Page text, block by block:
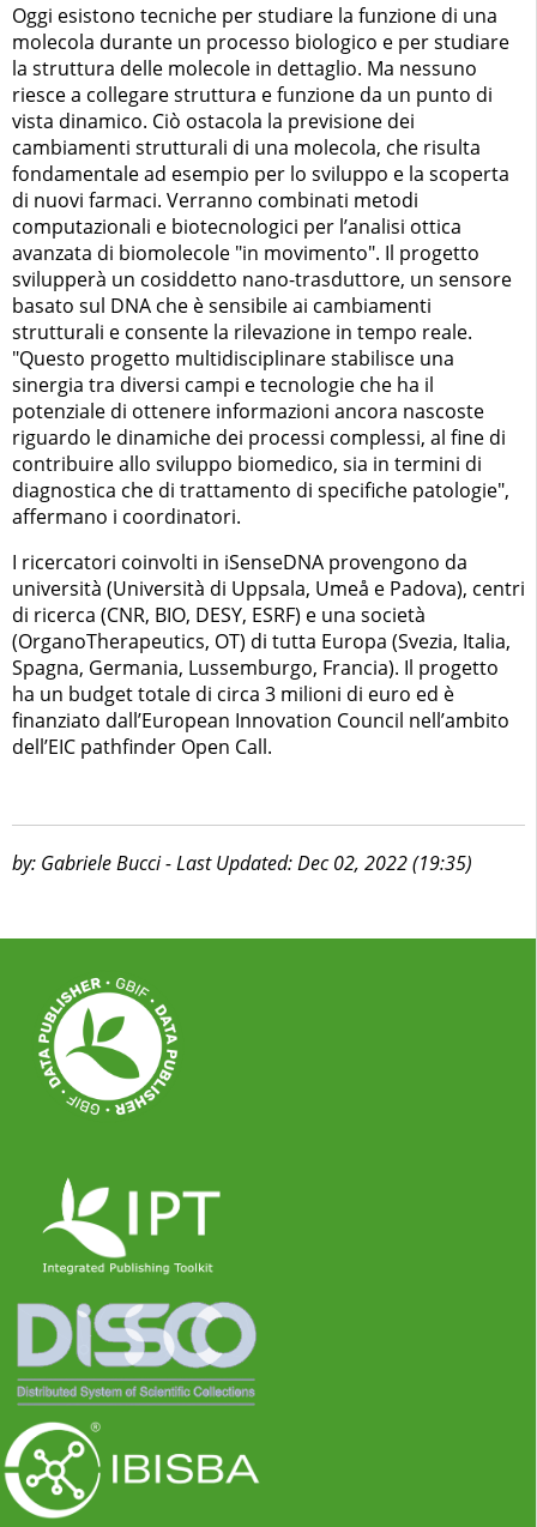
Oggi esistono tecniche per studiare la funzione di una
molecola durante un processo biologico e per studiare
la struttura delle molecole in dettaglio. Ma nessuno
riesce a collegare struttura e funzione da un punto di
vista dinamico. Ciò ostacola la previsione dei
cambiamenti strutturali di una molecola, che risulta
fondamentale ad esempio per lo sviluppo e la scoperta
di nuovi farmaci. Verranno combinati metodi
computazionali e biotecnologici per l’analisi ottica
avanzata di biomolecole "in movimento". Il progetto
svilupperà un cosiddetto nano-trasduttore, un sensore
basato sul DNA che è sensibile ai cambiamenti
strutturali e consente la rilevazione in tempo reale.
"Questo progetto multidisciplinare stabilisce una
sinergia tra diversi campi e tecnologie che ha il
potenziale di ottenere informazioni ancora nascoste
riguardo le dinamiche dei processi complessi, al fine di
contribuire allo sviluppo biomedico, sia in termini di
diagnostica che di trattamento di specifiche patologie",
affermano i coordinatori.
I ricercatori coinvolti in iSenseDNA provengono da
università (Università di Uppsala, Umeå e Padova), centri
di ricerca (CNR, BIO, DESY, ESRF) e una società
(OrganoTherapeutics, OT) di tutta Europa (Svezia, Italia,
Spagna, Germania, Lussemburgo, Francia). Il progetto
ha un budget totale di circa 3 milioni di euro ed è
finanziato dall’European Innovation Council nell’ambito
dell’EIC pathfinder Open Call.
by: Gabriele Bucci - Last Updated: Dec 02, 2022 (19:35)